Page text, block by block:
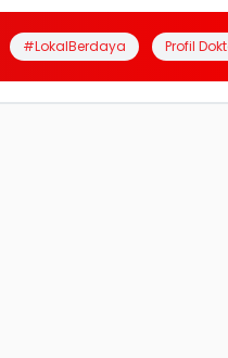
#LokalBerdaya Profil